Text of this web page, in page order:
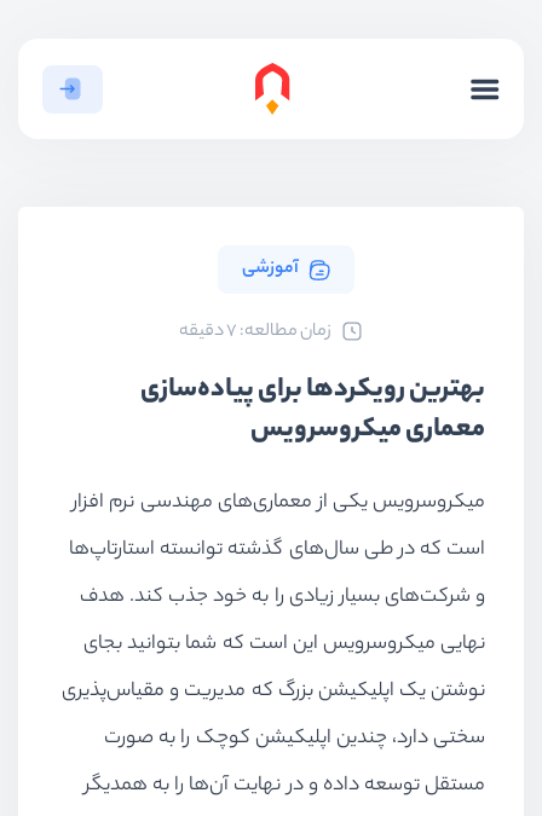
آموزشی
ﺯﻣﺎﻥ ﻣﻄﺎﻟﻌﻪ: 7 دقیقه
بهترین رویکردها برای پیاده‌سازی
معماری میکروسرویس
میکروسرویس یکی از معماری‌های مهندسی نرم افزار
است که در طی سال‌های گذشته توانسته استارتاپ‌ها
و شرکت‌های بسیار زیادی را به خود جذب کند. هدف
نهایی میکروسرویس این است که شما بتوانید بجای
نوشتن یک اپلیکیشن بزرگ که مدیریت و مقیاس‌پذیری
سختی دارد، چندین اپلیکیشن کوچک را به صورت
مستقل توسعه داده و در نهایت آن‌ها را به همدیگر